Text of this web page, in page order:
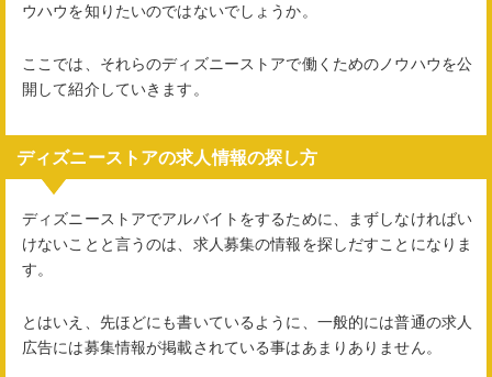
ウハウを知りたいのではないでしょうか。
ここでは、それらのディズニーストアで働くためのノウハウを公
開して紹介していきます。
ディズニーストアの求人情報の探し方
ディズニーストアでアルバイトをするために、まずしなければい
けないことと言うのは、求人募集の情報を探しだすことになりま
す。
とはいえ、先ほどにも書いているように、一般的には普通の求人
広告には募集情報が掲載されている事はあまりありません。